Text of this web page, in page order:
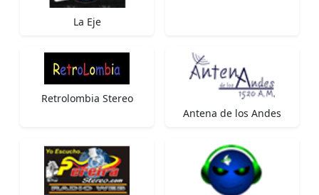
La Eje
Retrolombia Stereo
Antena de los Andes